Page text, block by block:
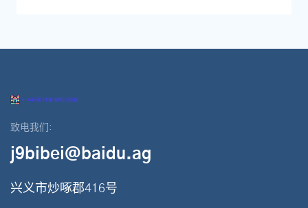
致电我们:
j9bibei@baidu.ag
兴义市炒啄郡416号